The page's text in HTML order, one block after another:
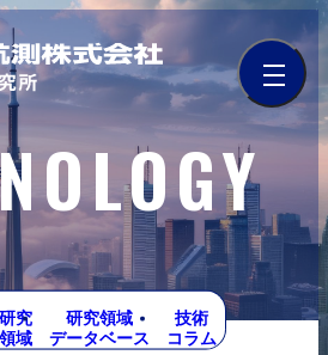
研究
領域
研究領域
データベース
技術
コラム